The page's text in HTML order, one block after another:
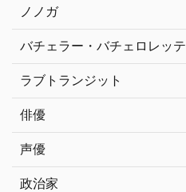
ノノガ
バチェラー・バチェロレッテ
ラブトランジット
俳優
声優
政治家